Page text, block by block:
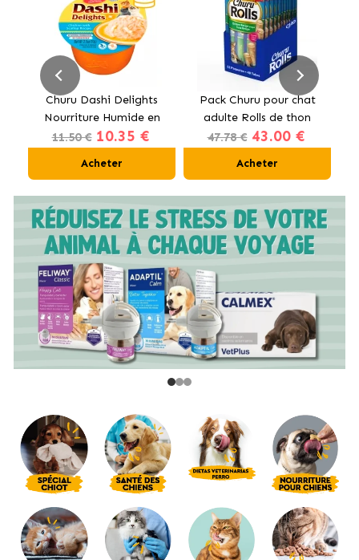
Churu Dashi Delights
Nourriture Humide en
Bouillon avec Poulet et
11.50 € 10.35 €
Acheter
Pack Churu pour chat
adulte Rolls de thon
12x40g
47.78 € 43.00 €
Acheter